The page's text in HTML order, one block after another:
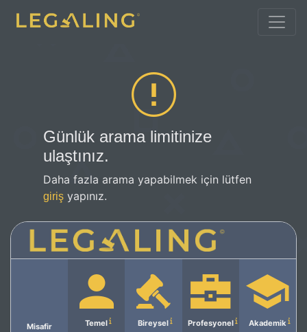
Günlük arama limitinize
ulaştınız.
Daha fazla arama yapabilmek için lütfen
giriş yapınız.
Misafir Temel Bireysel Profesyonel Akademik